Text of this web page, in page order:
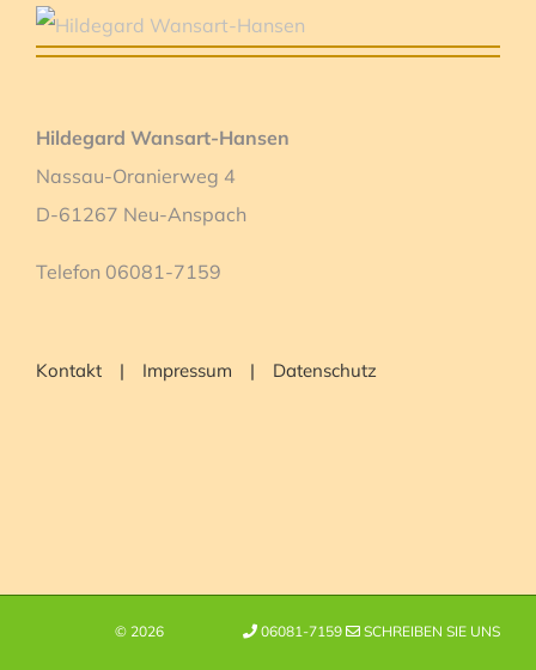
Hildegard Wansart-Hansen
Nassau-Oranierweg 4
D-61267 Neu-Anspach
Telefon 06081-7159
Kontakt Impressum Datenschutz
© 2026 06081-7159 SCHREIBEN SIE UNS